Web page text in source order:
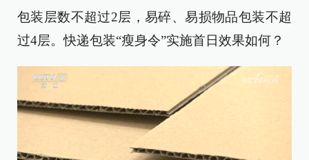
包装层数不超过2层，易碎、易损物品包装不超
过4层。快递包装“瘦身令”实施首日效果如何？